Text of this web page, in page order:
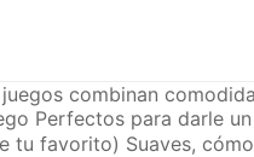
combinan
Perfectos para darle
favorito) Suaves,